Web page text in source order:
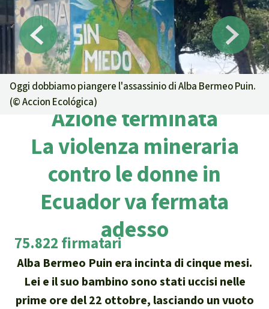
Petizioni
Progetti
Informazioni
Informati
Risultati
Temi principali
Foresta tropicale
Biomassa e Bioenergia
Legno Tropicale
Olio di palma
Allevamenti industriali
Chi siamo
Salviamo la Foresta
Chi siamo
40 anni di Salviamo la Foresta
Contattaci
Trasparenza
Cerca
Italiano
Deutsch
English
Español
La tua donazione aiuta
Sostieni Salviamo la Foresta
Donazione urgente
Donazione per una causa specifica
Protezione degli animali
Difensore e difensori delle foreste
In difesa della foresta
Donazione per una regione
America Latina
Sud-est asiatico
Oggi dobbiamo piangere l'assassinio di Alba Bermeo Puin.
(©Accion Ecológica)
Azione terminata
La violenza mineraria
contro le donne in
Ecuador va fermata
adesso
75.822 firmatari
Alba Bermeo Puin era incinta di cinque mesi.
Lei e il suo bambino sono stati uccisi nelle
prime ore del 22 ottobre, lasciando un vuoto